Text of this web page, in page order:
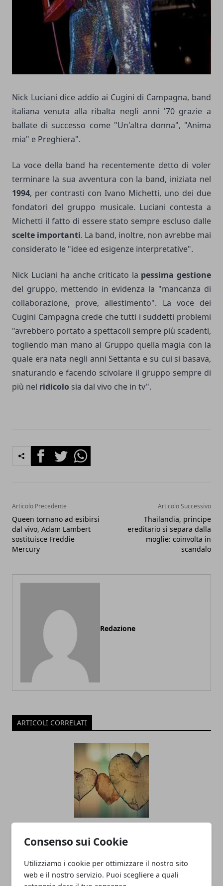
Consenso sui Cookie
Utilizziamo i cookie per ottimizzare il nostro sito
web e il nostro servizio. Puoi scegliere a quali
Nick Luciani dice addio ai Cugini di Campagna, band
italiana venuta alla ribalta negli anni '70 grazie a
ballate di successo come "Un'altra donna", "Anima
mia" e Preghiera".
La voce della band ha recentemente detto di voler
terminare la sua avventura con la band, iniziata nel
1994, per contrasti con Ivano Michetti, uno dei due
fondatori del gruppo musicale. Luciani contesta a
Michetti il fatto di essere stato sempre escluso dalle
scelte importanti. La band, inoltre, non avrebbe mai
considerato le "idee ed esigenze interpretative".
Nick Luciani ha anche criticato la pessima gestione
del gruppo, mettendo in evidenza la "mancanza di
collaborazione, prove, allestimento". La voce dei
Cugini Campagna crede che tutti i suddetti problemi
"avrebbero portato a spettacoli sempre più scadenti,
togliendo man mano al Gruppo quella magia con la
quale era nata negli anni Settanta e su cui si basava,
snaturando e facendo scivolare il gruppo sempre di
più nel ridicolo sia dal vivo che in tv".
FacebookTwitterWhatsapp
Articolo Precedente
Queen tornano ad esibirsi
dal vivo, Adam Lambert
sostituisce Freddie
Mercury
Articolo Successivo
Thailandia, principe
ereditario si separa dalla
moglie: coinvolta in
scandalo
Redazione
ARTICOLI CORRELATI